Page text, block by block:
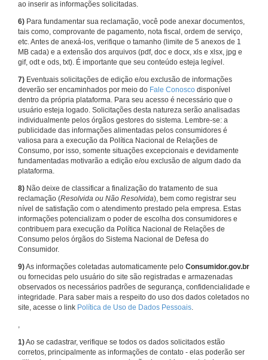
ao inserir as informações solicitadas.
6) Para fundamentar sua reclamação, você pode anexar documentos,
tais como, comprovante de pagamento, nota fiscal, ordem de serviço,
etc. Antes de anexá-los, verifique o tamanho (limite de 5 anexos de 1
MB cada) e a extensão dos arquivos (pdf, doc e docx, xls e xlsx, jpg e
gif, odt e ods, txt). É importante que seu conteúdo esteja legível.
7) Eventuais solicitações de edição e/ou exclusão de informações
deverão ser encaminhados por meio do Fale Conosco disponível
dentro da própria plataforma. Para seu acesso é necessário que o
usuário esteja logado. Solicitações desta natureza serão analisadas
individualmente pelos órgãos gestores do sistema. Lembre-se: a
publicidade das informações alimentadas pelos consumidores é
valiosa para a execução da Política Nacional de Relações de
Consumo, por isso, somente situações excepcionais e devidamente
fundamentadas motivarão a edição e/ou exclusão de algum dado da
plataforma.
8) Não deixe de classificar a finalização do tratamento de sua
reclamação (Resolvida ou Não Resolvida), bem como registrar seu
nível de satisfação com o atendimento prestado pela empresa. Estas
informações potencializam o poder de escolha dos consumidores e
contribuem para execução da Política Nacional de Relações de
Consumo pelos órgãos do Sistema Nacional de Defesa do
Consumidor.
9)As informações coletadas automaticamente pelo Consumidor.gov.br
ou fornecidas pelo usuário do site são registradas e armazenadas
observados os necessários padrões de segurança, confidencialidade e
integridade. Para saber mais a respeito do uso dos dados coletados no
site, acesse o link Política de Uso de Dados Pessoais.
,
1)Ao se cadastrar, verifique se todos os dados solicitados estão
corretos, principalmente as informações de contato - elas poderão ser